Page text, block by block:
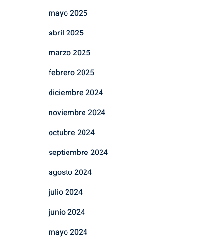
mayo 2025
abril 2025
marzo 2025
febrero 2025
diciembre 2024
noviembre 2024
octubre 2024
septiembre 2024
agosto 2024
julio 2024
junio 2024
mayo 2024